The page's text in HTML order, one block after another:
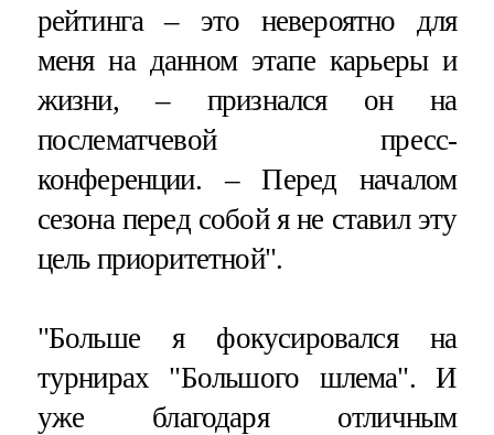
рейтинга – это невероятно для
меня на данном этапе карьеры и
жизни, – признался он на
послематчевой пресс-
конференции. – Перед началом
сезона перед собой я не ставил эту
цель приоритетной".
"Больше я фокусировался на
турнирах "Большого шлема". И
уже благодаря отличным